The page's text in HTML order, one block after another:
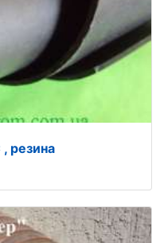
резина